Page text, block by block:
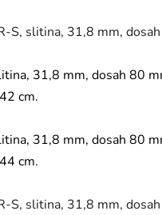
S, slitina, 31,8 mm,
31,8 mm, dosah 80
cm.
31,8 mm, dosah 80
cm.
S, slitina, 31,8 mm,